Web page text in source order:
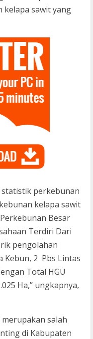
kelapa sawit yang
perkebunan
kelapa sawit
Besar
Terdiri Dari
pengolahan
Kebun, 2 Pbs Lintas
Total HGU
Ha,” ungkapnya,
merupakan salah
di Kabupaten